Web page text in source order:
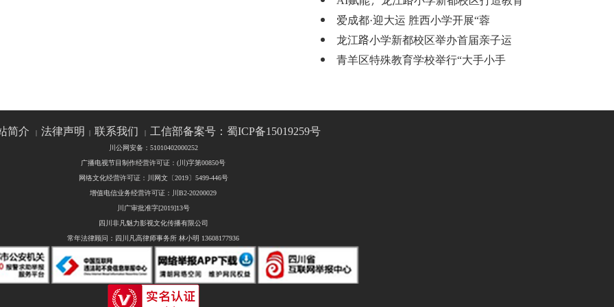
爱成都·迎大运 胜西小学开展“蓉
龙江路小学新都校区举办首届亲子运
青羊区特殊教育学校举行“大手小手
简介 | 法律声明 |联系我们 | 工信部备案号：蜀ICP备15019259号
川公网安备：51010402000252
广播电视节目制作经营许可证：(川)字第00850号
网络文化经营许可证：川网文〔2019〕5499-446号
增值电信业务经营许可证：川B2-20200029
川广审批准字[2019]13号
四川非凡魅力影视文化传播有限公司
常年法律顾问：四川凡高律师事务所 林小明 13608177936